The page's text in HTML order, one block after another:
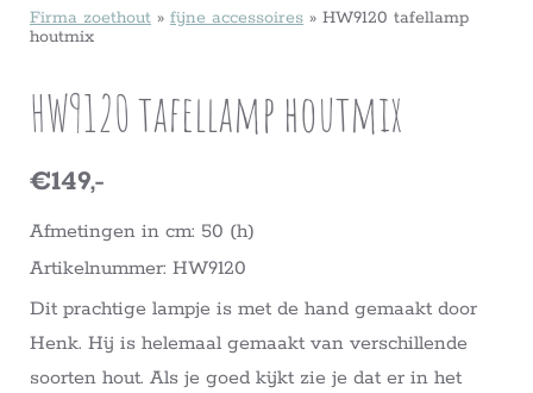
Firma zoethout » fijne accessoires » HW9120 tafellamp
houtmix
HW9120 tafellamp houtmix
€149,-
Afmetingen in cm: 50 (h)
Artikelnummer: HW9120
Dit prachtige lampje is met de hand gemaakt door
Henk. Hij is helemaal gemaakt van verschillende
soorten hout. Als je goed kijkt zie je dat er in het